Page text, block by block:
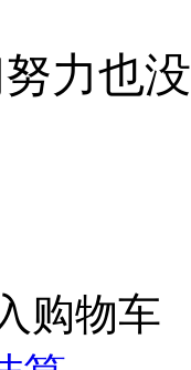
努力也
购物车